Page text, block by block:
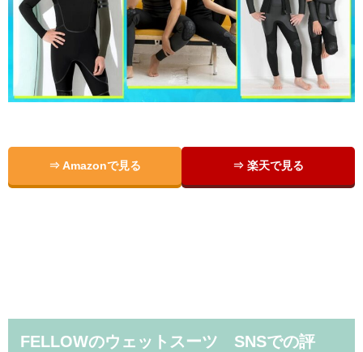
⇒ Amazonで見る ⇒ 楽天で見る
FELLOWのウェットスーツ SNSでの評